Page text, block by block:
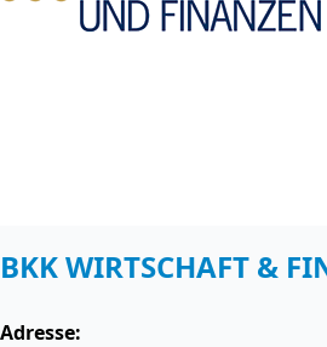
BKK WIRTSCHAFT &
Adresse: